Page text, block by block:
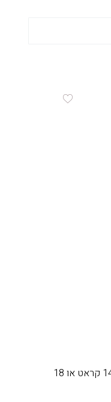
*המחיר עד מידה 57 (8). ניתן להזמין בזהב צהוב אדום או לבן ובזהב 14 קראט או 18